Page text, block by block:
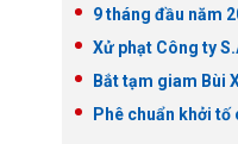
9 tháng đầu năm
Xử phạt Công ty
Bắt tạm giam Bùi
Phê chuẩn khởi